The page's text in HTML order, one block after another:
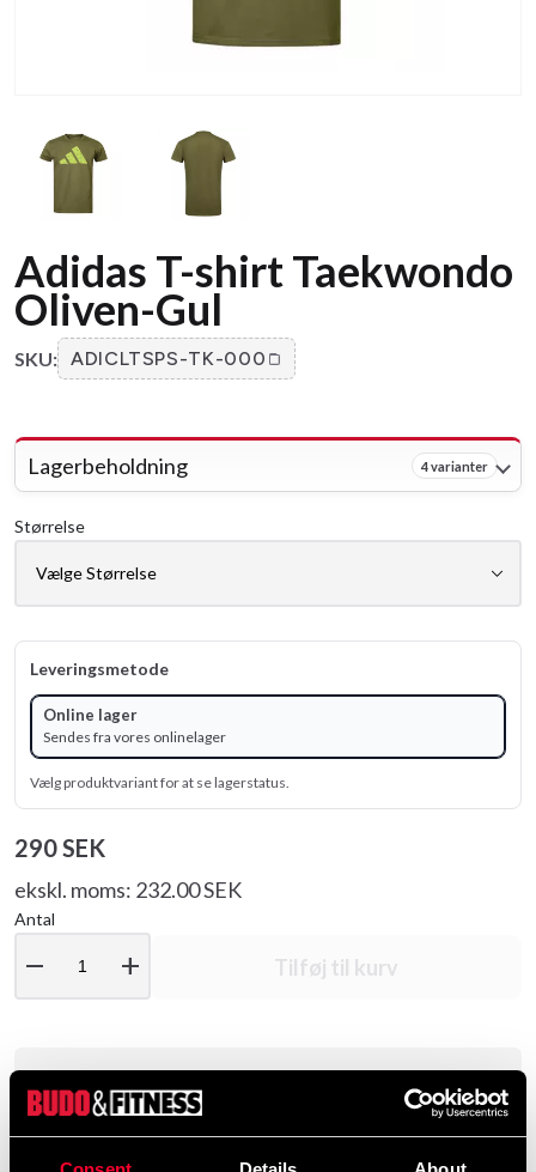
Adidas T-shirt Taekwondo
Oliven-Gul
SKU: ADICLTSPS-TK-000
Lagerbeholdning 4 varianter
Størrelse
Leveringsmetode
Online lager
Sendes fra vores onlinelager
Vælg produktvariant for at se lagerstatus.
290 SEK
ekskl. moms: 232.00 SEK
Antal
remove add Tilføj til kurv